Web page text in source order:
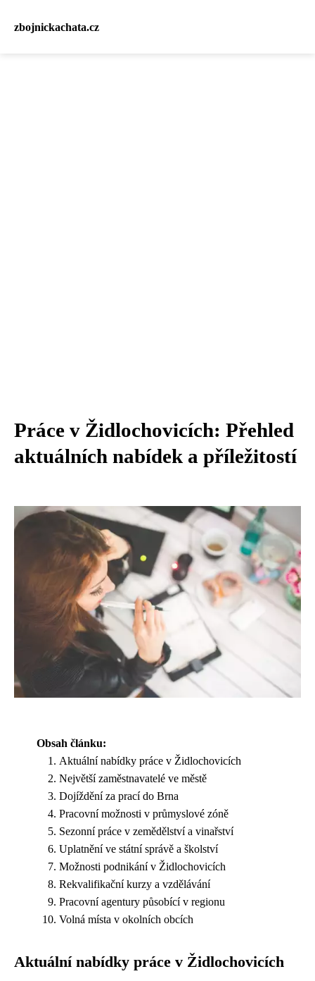
zbojnickachata.cz
Práce v Židlochovicích: Přehled
aktuálních nabídek a příležitostí
Obsah článku:
Aktuální nabídky práce v Židlochovicích
Největší zaměstnavatelé ve městě
Dojíždění za prací do Brna
Pracovní možnosti v průmyslové zóně
Sezonní práce v zemědělství a vinařství
Uplatnění ve státní správě a školství
Možnosti podnikání v Židlochovicích
Rekvalifikační kurzy a vzdělávání
Pracovní agentury působící v regionu
Volná místa v okolních obcích
Aktuální nabídky práce v Židlochovicích